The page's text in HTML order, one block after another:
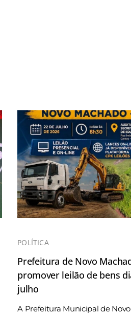
POLÍTICA
Prefeitura de Novo
promover leilão de bens
julho
A Prefeitura Municipal de